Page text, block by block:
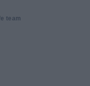
team